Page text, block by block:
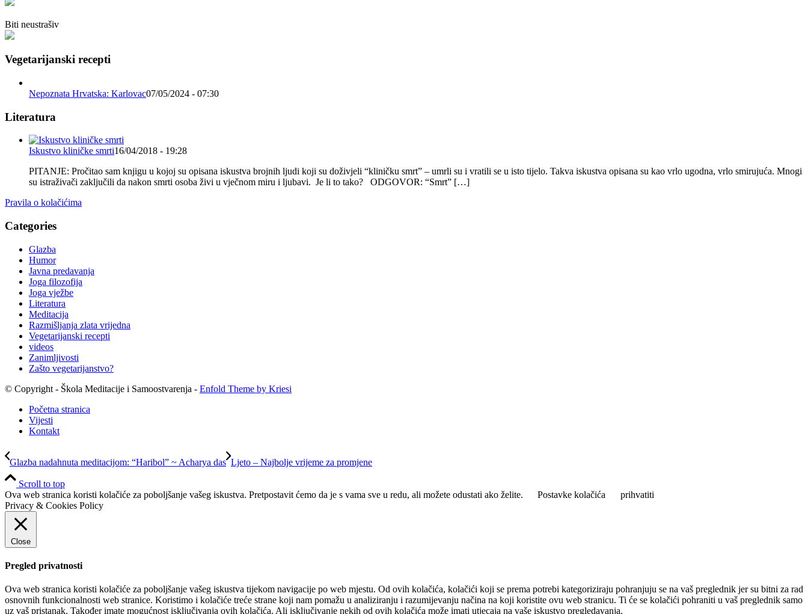
Biti neustrašiv
Vegetarijanski recepti
Nepoznata Hrvatska: Karlovac07/05/2024 - 07:30
Literatura
Iskustvo kliničke smrti16/04/2018 - 19:28
PITANJE: Pročitao sam knjigu u kojoj su opisana iskustva brojnih ljudi koji su doživjeli “kliničku smrt” – umrli su i vratili se u isto tijelo. Takva iskustva opisana su kao vrlo ugodna, vrlo smirujuća. Mnogi
su istraživači zaključili da nakon smrti osoba živi u vječnom miru i ljubavi. Je li to tako? ODGOVOR: “Smrt” […]
Pravila o kolačićima
Categories
Glazba
Humor
Javna predavanja
Joga filozofija
Joga vježbe
Literatura
Meditacija
Razmišljanja zlata vrijedna
Vegetarijanski recepti
videos
Zanimljivosti
Zašto vegetarijanstvo?
© Copyright - Škola Meditacije i Samoostvarenja - Enfold Theme by Kriesi
Početna stranica
Vijesti
Kontakt
Glazba nadahnuta meditacijom: “Haribol” ~ Acharya das Ljeto – Najbolje vrijeme za promjene
Scroll to top
Ova web stranica koristi kolačiće za poboljšanje vašeg iskustva. Pretpostavit ćemo da je s vama sve u redu, ali možete odustati ako želite.
Postavke kolačića
prihvatiti
Privacy & Cookies Policy
Close
Pregled privatnosti
Ova web stranica koristi kolačiće za poboljšanje vašeg iskustva tijekom navigacije po web mjestu. Od ovih kolačića, kolačići koji se prema potrebi kategoriziraju pohranjuju se na vaš preglednik jer su bitni za rad
osnovnih funkcionalnosti web stranice. Koristimo i kolačiće treće strane koji nam pomažu u analiziranju i razumijevanju načina na koji koristite ovu web stranicu. Ti će se kolačići pohraniti u vaš preglednik samo
uz vaš pristanak. Također imate mogućnost isključivanja ovih kolačića. Ali isključivanje nekih od ovih kolačića može imati utjecaja na vaše iskustvo pregledavanja.